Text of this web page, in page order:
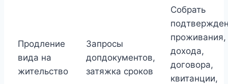
Продление
вида на
жительство
Запросы
допдокументов,
затяжка сроков
Собрать
проживания,
дохода,
договора,
квитанции,